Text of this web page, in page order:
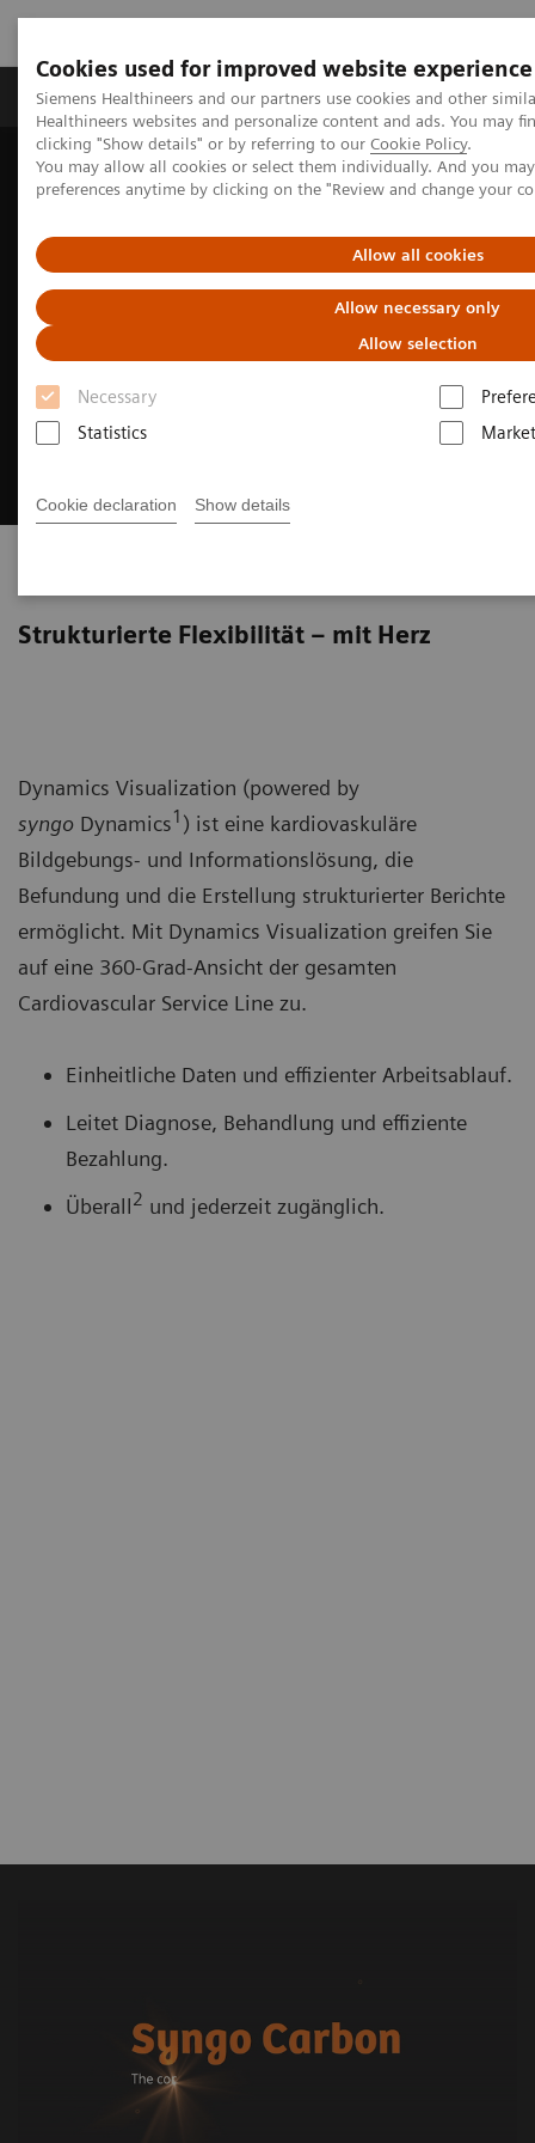
Cookies used for improved website experience
Siemens Healthineers and our partners use cookies and other
Healthineers websites and personalize content and ads. You may
clicking "Show details" or by referring to our Cookie Policy.
You may allow all cookies or select them individually. And you
preferences anytime by clicking on the "Review and change your
Allow all cookies
Allow necessary only
Allow selection
Necessary
Statistics
Cookie declaration Show details
Produkte & Services Fachbereiche
Home
Digital Solutions & Automation
Dynamics Visualisierung
Strukturierte Flexibilität – mit Herz
Dynamics Visualization (powered by
syngo Dynamics1 ) ist eine kardiovaskuläre
Bildgebungs- und Informationslösung, die
Befundung und die Erstellung strukturierter Berichte
ermöglicht. Mit Dynamics Visualization greifen Sie
auf eine 360-Grad-Ansicht der gesamten
Cardiovascular Service Line zu.
Einheitliche Daten und effizienter Arbeitsablauf.
Leitet Diagnose, Behandlung und effiziente
Bezahlung.
Überall2 und jederzeit zugänglich.